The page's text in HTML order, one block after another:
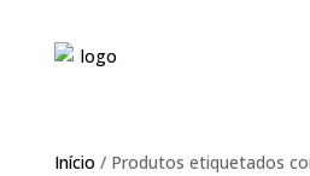
Início / Produtos etiquetados